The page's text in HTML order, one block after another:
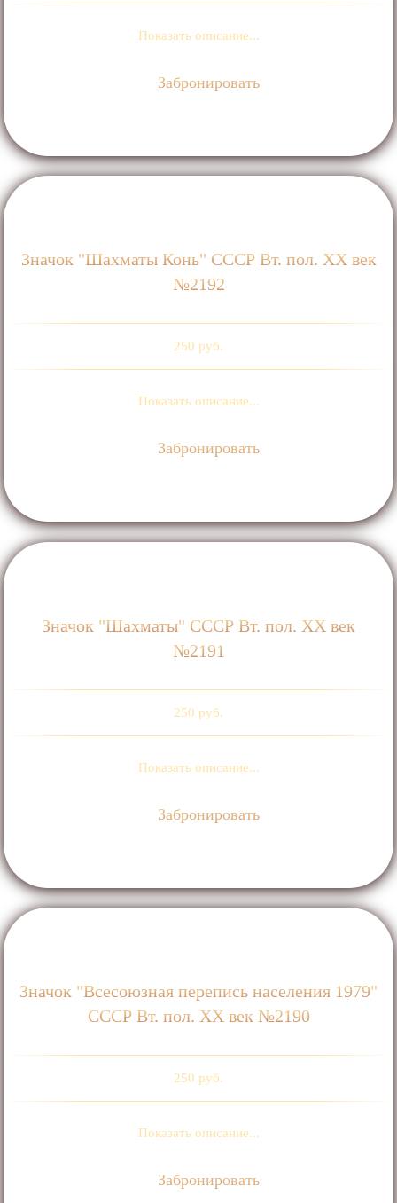
Показать описание...
Забронировать
Значок "Шахматы Конь" СССР Вт. пол. ХХ век
№2192
250 руб.
Показать описание...
Забронировать
Значок "Шахматы" СССР Вт. пол. ХХ век
№2191
250 руб.
Показать описание...
Забронировать
Значок "Всесоюзная перепись населения 1979"
СССР Вт. пол. ХХ век №2190
250 руб.
Показать описание...
Забронировать